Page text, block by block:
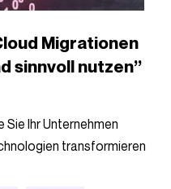
Migrationen
sinnvoll nutzen”
Sie Ihr Unternehmen
transformieren